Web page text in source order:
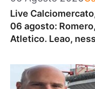
Live
06 agosto:
Atletico. Leao,